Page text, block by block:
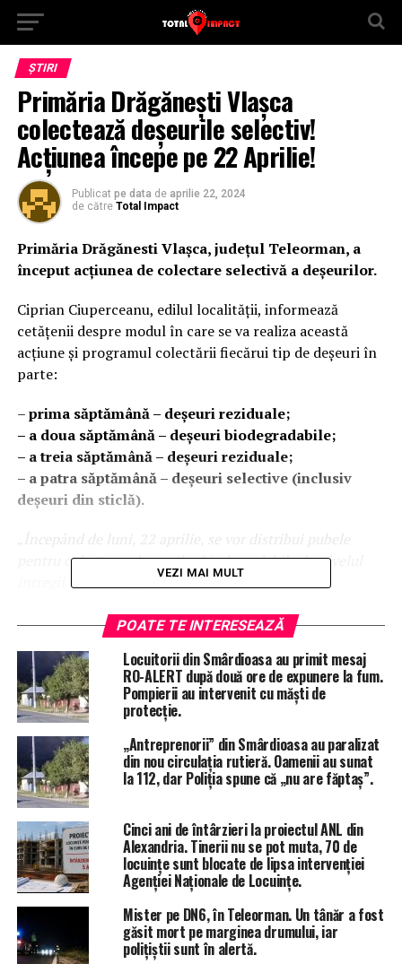
ȘTIRI
Primăria Drăgănești Vlașca
colectează deșeurile selectiv!
Acțiunea începe pe 22 Aprilie!
Publicat pe data de aprilie 22, 2024
de către Total Impact
Primăria Drăgănesti Vlașca, județul Teleorman, a
început acțiunea de colectare selectivă a deșeurilor.
Ciprian Ciuperceanu, edilul localității, informează
cetățenii despre modul în care se va realiza această
acțiune și programul colectării fiecărui tip de deșeuri în
parte:
–prima săptămână – deșeuri reziduale;
– a doua săptămână – deșeuri biodegradabile;
– a treia săptămână – deșeuri reziduale;
– a patra săptămână – deșeuri selective (inclusiv
deșeuri din sticlă).
pentru colectarea deșeurilor biodegradabile, la nivelul
întregii comunități, în baza solicitării adresate
resurse umane.
Informații suplimentare:
– pentru deșeurile reziduale, instituția va asigura sacul
NEGRU;
– pentru deșeurile selective din sticlă, instituția va
asigura sacul VERDE.
Vă mulțumesc pentru susținere și colaborare”,este
mesajul transmis de Ciprian Ciuperceanu, primarul
comunei Drăgănești Vlașca.
COLECTARE SELECTIVA DESEURI DRAGANESTI VLAȘCA
PRIMARIA DRAGANESTI VLASCA
STIRI ALEXANDRIA
STIRI TELEORMAN
TOTAL IMPACT
VEZI MAI MULT
POATE TE INTERESEAZĂ
Locuitorii din Smârdioasa au primit mesaj
RO-ALERT după două ore de expunere la fum.
Pompierii au intervenit cu măști de
protecție.
„Antreprenorii” din Smârdioasa au paralizat
din nou circulația rutieră. Oamenii au sunat
la 112, dar Poliția spune că „nu are făptaș”.
Cinci ani de întârzieri la proiectul ANL din
Alexandria. Tinerii nu se pot muta, 70 de
locuințe sunt blocate de lipsa intervenției
Agenției Naționale de Locuințe.
Mister pe DN6, în Teleorman. Un tânăr a fost
găsit mort pe marginea drumului, iar
polițiștii sunt în alertă.